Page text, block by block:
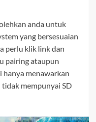
anda untuk
yang bersesuaian
perlu klik link dan
pairing ataupun
hanya menawarkan
mempunyai SD